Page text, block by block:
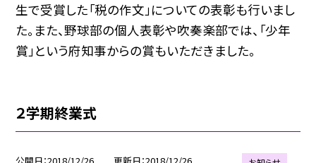
生で受賞した「税の作文」についての表彰も行いまし
た。また、野球部の個人表彰や吹奏楽部では、「少年
賞」という府知事からの賞もいただきました。
２学期終業式